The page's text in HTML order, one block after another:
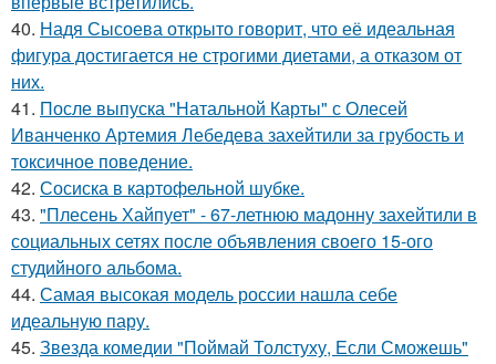
40. Надя Сысоева открыто говорит, что её идеальная
фигура достигается не строгими диетами, а отказом от
них.
41. После выпуска "Натальной Карты" с Олесей
Иванченко Артемия Лебедева захейтили за грубость и
токсичное поведение.
42. Сосиска в картофельной шубке.
43. "Плесень Хайпует" - 67-летнюю мадонну захейтили в
социальных сетях после объявления своего 15-ого
студийного альбома.
44. Самая высокая модель россии нашла себе
идеальную пару.
45. Звезда комедии "Поймай Толстуху, Если Сможешь"